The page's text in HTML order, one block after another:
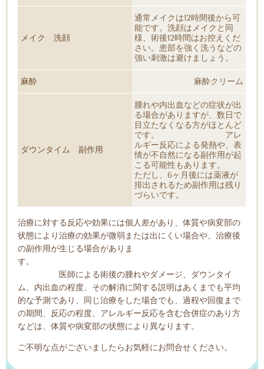
メイク 洗顔
通常メイクは12時間後から可
能です。洗顔はメイクと同
様、術後12時間はお控えくだ
さい。患部を強く洗うなどの
強い刺激は避けましょう。
麻酔 麻酔クリーム
ダウンタイム 副作用
腫れや内出血などの症状が出
る場合がありますが、数日で
目立たなくなる方がほとんど
です。 アレ
ルギー反応による発熱や、 表
情が不自然になる副作用が起
こる可能性もあります。
ただし、6ヶ月後には薬液が
排出されるため副作用は残り
づらいです。
治療に対する反応や効果には個人差があり、体質や病変部の
状態により治療の効果が微弱または出にくい場合や、治療後
の副作用が生じる場合がありま
す。
医師による術後の腫れやダメージ、ダウンタイ
ム、内出血の程度、その解消に関する説明はあくまでも平均
的な予測であり、同じ治療をした場合でも、過程や回復まで
の期間、反応の程度、アレルギー反応を含む合併症のあり方
などは、体質や病変部の状態により異なります。
ご不明な点がございましたらお気軽にお問合せください。